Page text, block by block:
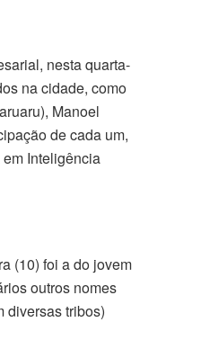
nesta quarta-
na cidade, como
Manoel
de cada um,
Inteligência
(10) foi a do jovem
outros nomes
diversas tribos)